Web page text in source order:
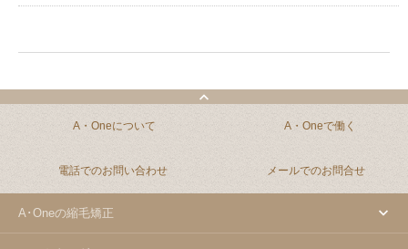
A・Oneについて A・Oneで働く
電話でのお問い合わせ メールでのお問合せ
A･Oneの縮毛矯正